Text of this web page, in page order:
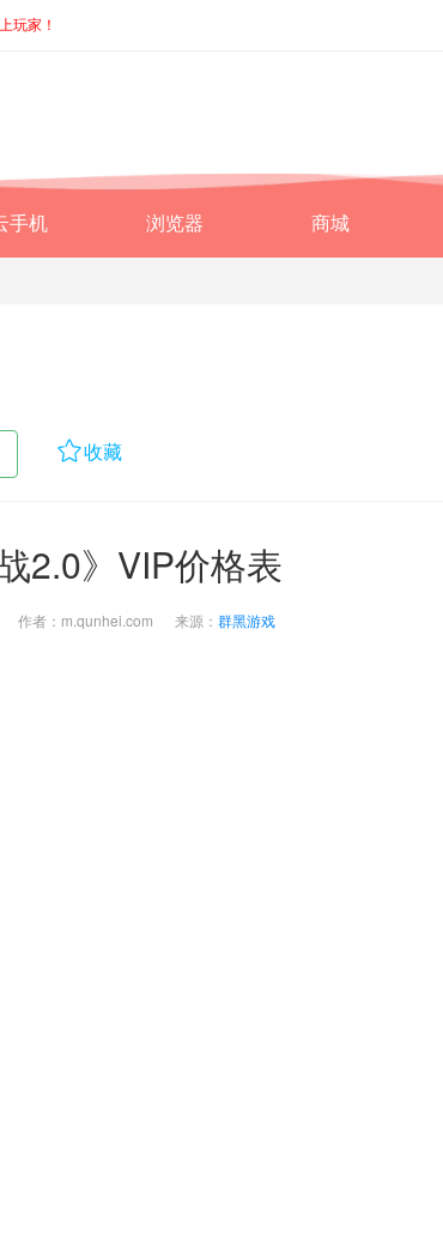
玩家！
手机 浏览器 商城
收藏
2.0》VIP价格表
作者：m.qunhei.com 来源： 群黑游戏